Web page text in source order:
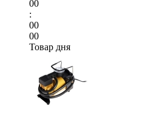
00
:
00
00
Товар дня